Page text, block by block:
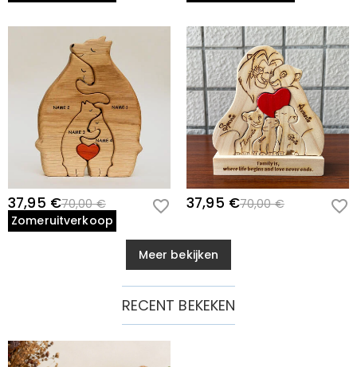
37,95 €70,00 €
Zomeruitverkoop
37,95 €70,00 €
Meer bekijken
RECENT BEKEKEN